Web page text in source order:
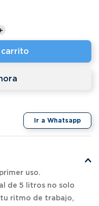
Ir a Whatsapp
uso.
de 5 litros no solo
ritmo de trabajo,